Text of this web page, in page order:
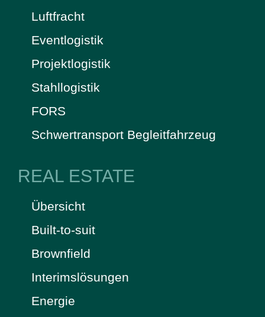
Luftfracht
Eventlogistik
Projektlogistik
Stahllogistik
FORS
Schwertransport Begleitfahrzeug
REAL ESTATE
Übersicht
Built-to-suit
Brownfield
Interimslösungen
Energie